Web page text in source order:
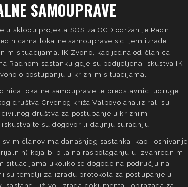
SAMOUPRAVE
u sklopu projekta SOS za OCD održan je Radni
lokalne samouprave s ciljem izrade
situacijama. IK Zvono, kao jedna od članica
Radnom sastanku gdje su podijeljena iskustva IK
o postupanju u kriznim situacijama.
lokalne samouprave te predstavnici udruge
društva Crvenog križa Valpovo analizirali su
društva za postupanje u kriznim
te su dogovorili daljnju suradnju.
svim članovima današnjeg sastanka, kao i osnivanje
koja bi bila na raspolaganju u izvanrednim
situacijama ukoliko se dogode na području na
su temelji za izradu protokola za postupanje u